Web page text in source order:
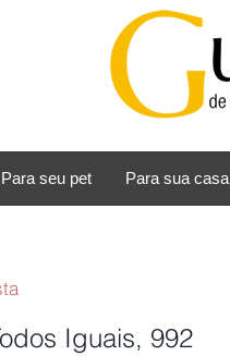
Para seu pet Para sua casa
Iguais, 992